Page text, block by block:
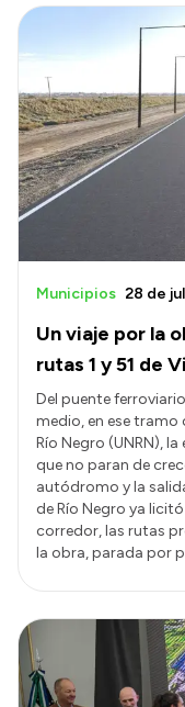
Un viaje por la
rutas 1 y 51 de
Municipios 28 de
Del puente
medio, en ese tramo
Río Negro (UNRN),
que no paran de
autódromo y la
de Río Negro ya
corredor, las rutas
la obra, parada por